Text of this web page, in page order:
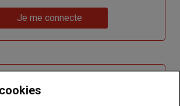
Je me connecte
CRÉEZ UN COMPTE